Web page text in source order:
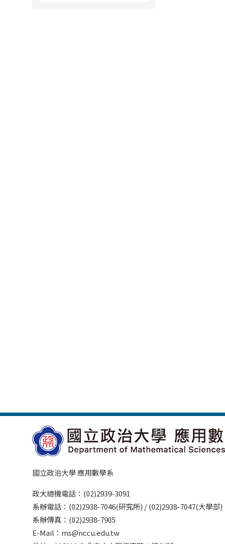
國立政治大學 應用數學系
政大總機電話：(02)2939-3091
系辦電話：(02)2938-7046(研究所) / (02)2938-7047(大學部)
系辦傳真：(02)2938-7905
E-Mail：ms@nccu.edu.tw